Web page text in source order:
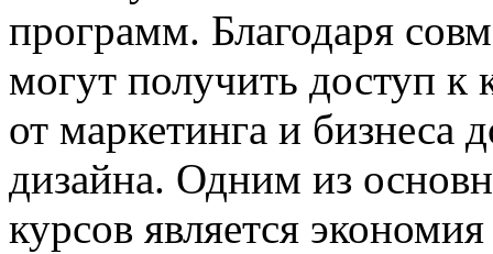
программ. Благодаря
могут получить доступ
от маркетинга и бизнеса
дизайна. Одним из
курсов является